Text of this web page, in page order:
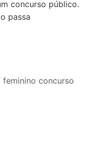
concurso público.
passa